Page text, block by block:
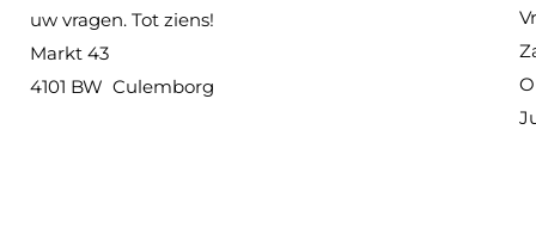
uw vragen. Tot ziens!
Markt 43
4101 BW Culemborg